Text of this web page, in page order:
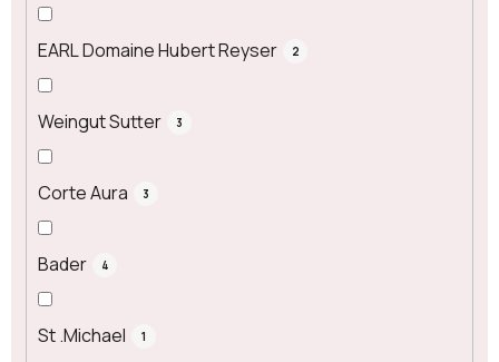
EARL Domaine Hubert Reyser 2
Weingut Sutter 3
Corte Aura 3
Bader 4
St .Michael 1